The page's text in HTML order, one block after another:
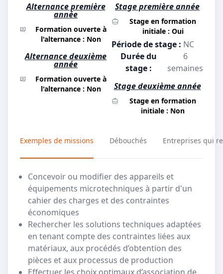
Alternance première
année
Formation ouverte à
l'alternance : Non
Alternance deuxième
année
Formation ouverte à
l'alternance : Non
Stage première année
Stage en formation
initiale : Oui
Période de stage : NC
Durée du
stage :
6
semaines
Stage deuxième année
Stage en formation
initiale : Non
Exemples de missions Débouchés Entreprises qui
Concevoir ou modifier des appareils et
équipements microtechniques à partir d'un
cahier des charges et des contraintes
économiques
Rechercher les solutions techniques adaptées
en tenant compte des contraintes liées aux
matériaux, aux procédés d’obtention des
pièces et aux processus de production